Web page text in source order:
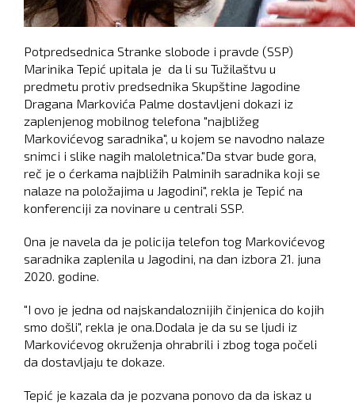
Potpredsednica Stranke slobode i pravde (SSP)
Marinika Tepić upitala je da li su Tužilaštvu u
predmetu protiv predsednika Skupštine Jagodine
Dragana Markovića Palme dostavljeni dokazi iz
zaplenjenog mobilnog telefona "najbližeg
Markovićevog saradnika", u kojem se navodno nalaze
snimci i slike nagih maloletnica."Da stvar bude gora,
reč je o ćerkama najbližih Palminih saradnika koji se
nalaze na položajima u Jagodini", rekla je Tepić na
konferenciji za novinare u centrali SSP.
Ona je navela da je policija telefon tog Markovićevog
saradnika zaplenila u Jagodini, na dan izbora 21. juna
2020. godine.
"I ovo je jedna od najskandaloznijih činjenica do kojih
smo došli", rekla je ona.Dodala je da su se ljudi iz
Markovićevog okruženja ohrabrili i zbog toga počeli
da dostavljaju te dokaze.
Tepić je kazala da je pozvana ponovo da da iskaz u